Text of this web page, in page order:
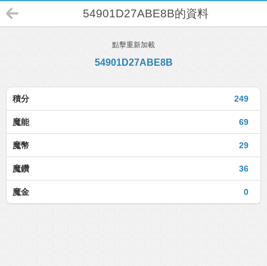
54901D27ABE8B的資料
點擊重新加載
54901D27ABE8B
249
積分
69
魔能
29
魔幣
36
魔鑽
0
魔金